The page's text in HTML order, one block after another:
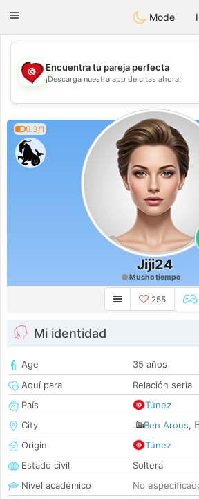
Tunisia
Toggle
Mode
💖
💕
Encuentra tu pareja perfecta
¡Descarga nuestra app de citas ahora!
0.3/1
Jiji24
Mucho tiempo
255
Mi identidad
Age
35 años
Aquí para
Relación seria
País
Túnez
City
Ben Arous,
Origin
Túnez
Estado civil
Soltera
Nivel académico
No